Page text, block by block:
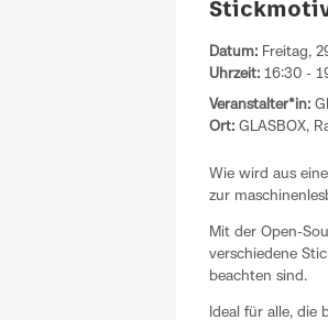
Datum: Freitag,
Uhrzeit: 16:30 -
Veranstalter*in:
Ort: GLASBOX,
Wie wird aus
zur
Mit der Open-
verschiedene
beachten sind.
Ideal für alle, die